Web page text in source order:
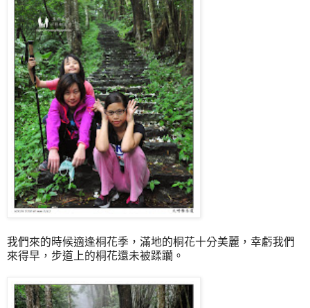
我們來的時候適逢桐花季，滿地的桐花十分美麗，幸虧我們
來得早，步道上的桐花還未被蹂躪。